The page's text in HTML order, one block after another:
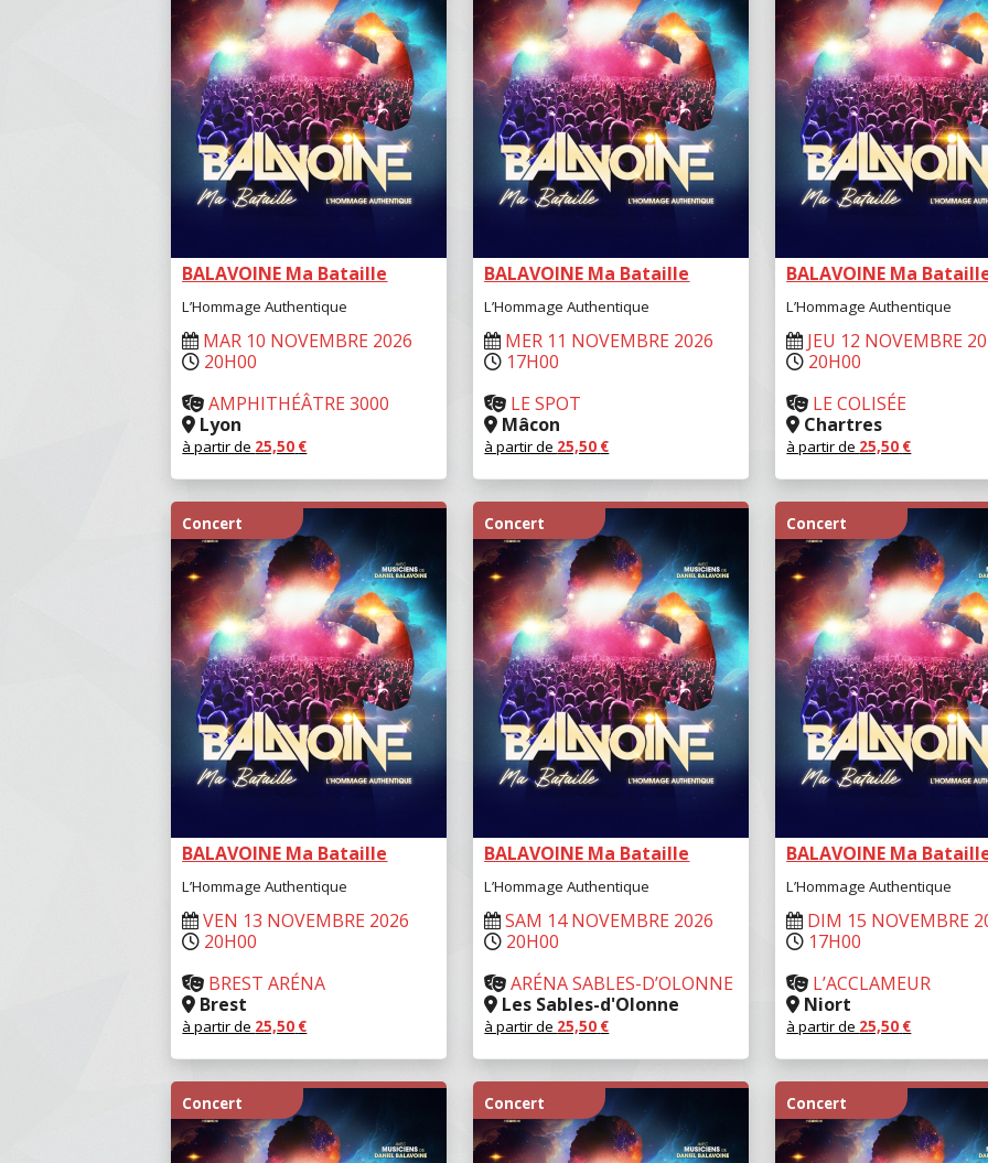
RÉSERVER
BALAVOINE Ma Bataille
L’Hommage Authentique
MAR 10 NOVEMBRE 2026
20H00
AMPHITHÉÂTRE 3000
Lyon
à partir de 25,50 €
RÉSERVER
BALAVOINE Ma Bataille
L’Hommage Authentique
MER 11 NOVEMBRE 2026
17H00
LE SPOT
Mâcon
à partir de 25,50 €
RÉSERVER
BALAVOINE Ma
L’Hommage Authentique
JEU 12 NOVEMBRE
20H00
LE COLISÉE
Chartres
à partir de 25,50 €
Concert
RÉSERVER
BALAVOINE Ma Bataille
L’Hommage Authentique
VEN 13 NOVEMBRE 2026
20H00
BREST ARÉNA
Brest
à partir de 25,50 €
Concert
RÉSERVER
BALAVOINE Ma Bataille
L’Hommage Authentique
SAM 14 NOVEMBRE 2026
20H00
ARÉNA SABLES-D’OLONNE
Les Sables-d'Olonne
à partir de 25,50 €
Concert
RÉSERVER
BALAVOINE Ma
L’Hommage Authentique
DIM 15 NOVEMBRE
17H00
L’ACCLAMEUR
Niort
à partir de 25,50 €
Concert Concert Concert